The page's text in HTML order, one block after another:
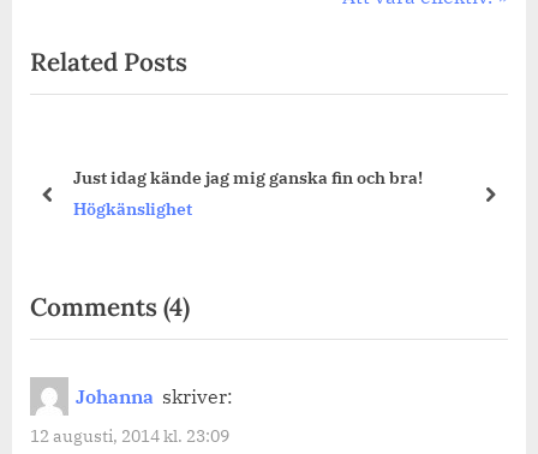
Related Posts
Just idag kände jag mig ganska fin och bra!
Högkänslighet
prev next
Comments(4)on
“Tisdag.”
Johanna skriver:
12 augusti, 2014 kl. 23:09